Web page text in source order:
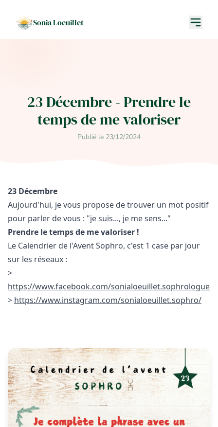
Sonia Loeuillet
23 Décembre - Prendre le
temps de me valoriser
Publié le 23/12/2024
23 Décembre
Aujourd'hui, je vous propose de trouver un mot positif
pour parler de vous : "je suis..., je me sens..."
Prendre le temps de me valoriser !
Le Calendrier de l'Avent Sophro, c'est 1 case par jour
sur les réseaux :
>
https://www.facebook.com/sonialoeuillet.sophrologue
> https://www.instagram.com/sonialoeuillet.sophro/